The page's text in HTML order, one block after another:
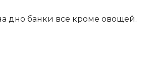
дно банки все кроме овощей.